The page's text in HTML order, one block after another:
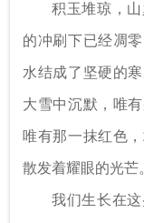
积玉堆琼，
的冲刷下已经凋
水结成了坚硬的
大雪中沉默，唯
唯有那一抹红色
散发着耀眼的光芒
我们生长在